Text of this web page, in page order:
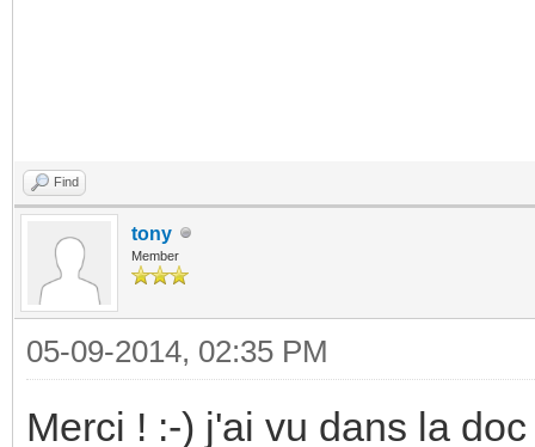
Find
tony
Member
05-09-2014, 02:35 PM
Merci ! :-) j'ai vu dans la